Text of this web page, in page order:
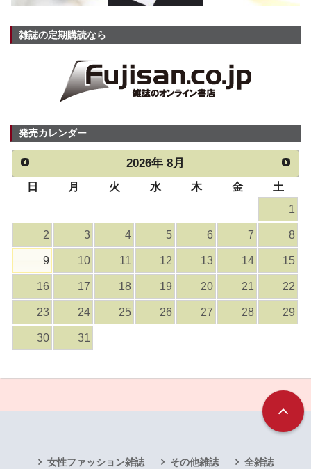
雑誌の定期購読なら
発売カレンダー
2026年 8月
日 月 火 水 木 金
土
1
2 3 4 5 6 7 8
9 10 11 12 13 14 15
16 17 18 19 20 21 22
23 24 25 26 27 28 29
30 31
女性ファッション雑誌 その他雑誌 全雑誌